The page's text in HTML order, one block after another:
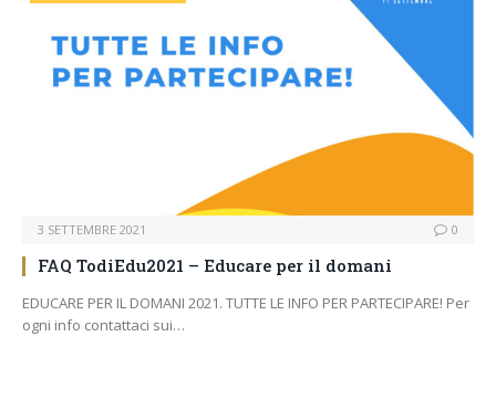
3 SETTEMBRE 2021 0
FAQ TodiEdu2021 – Educare per il domani
EDUCARE PER IL DOMANI 2021. TUTTE LE INFO PER PARTECIPARE! Per
ogni info contattaci sui…